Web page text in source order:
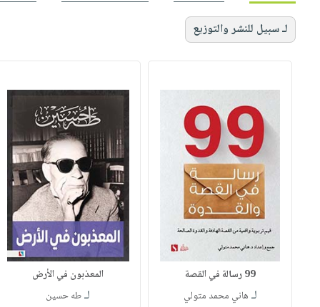
لـ سبيل للنشر والتوزيع
99 رسالة في القصة
لـ هاني محمد متولي
المعذبون في الأرض
لـطه حسين